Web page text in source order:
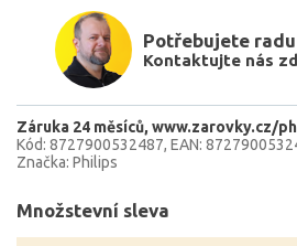
Potřebujete
Kontaktujte nás
Záruka 24 měsíců www.zarovky.cz/
Kód: 8727900532487 EAN:
Značka: Philips
Množstevní sleva